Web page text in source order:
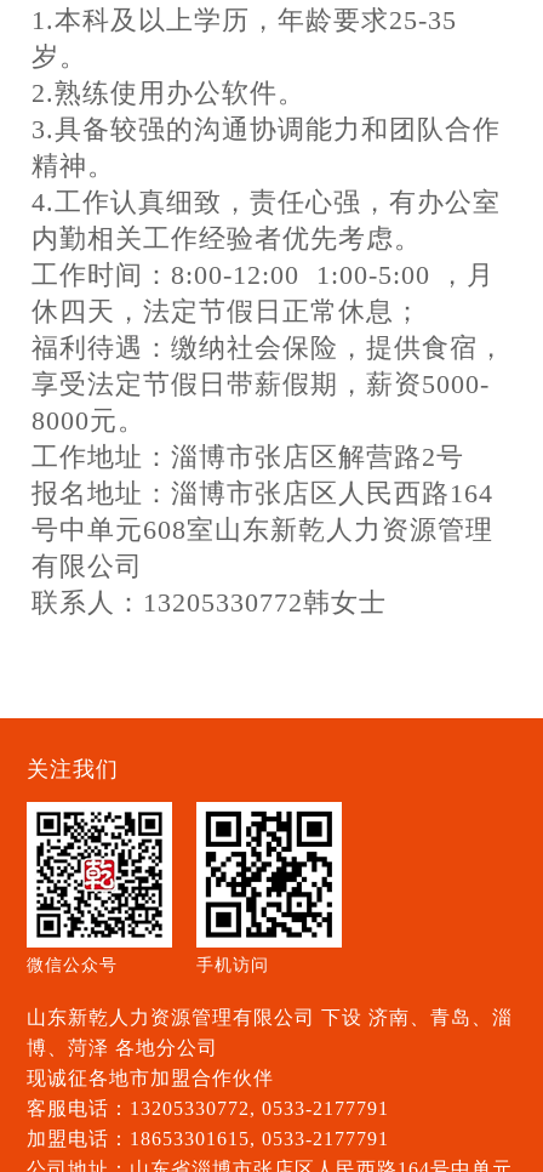
1.本科及以上学历，年龄要求25-35
岁。
2.熟练使用办公软件。
3.具备较强的沟通协调能力和团队合作
精神。
4.工作认真细致，责任心强，有办公室
内勤相关工作经验者优先考虑。
工作时间：8:00-12:00 1:00-5:00 ，月
休四天，法定节假日正常休息；
福利待遇：缴纳社会保险，提供食宿，
享受法定节假日带薪假期，薪资5000-
8000元。
工作地址：淄博市张店区解营路2号
报名地址：淄博市张店区人民西路164
号中单元608室山东新乾人力资源管理
有限公司
联系人：13205330772韩女士
关注我们
微信公众号 手机访问
山东新乾人力资源管理有限公司 下设 济南、青岛、淄
博、菏泽 各地分公司
现诚征各地市加盟合作伙伴
客服电话：13205330772, 0533-2177791
加盟电话：18653301615, 0533-2177791